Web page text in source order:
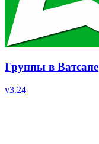
Группы в Ватсапе
v3.24